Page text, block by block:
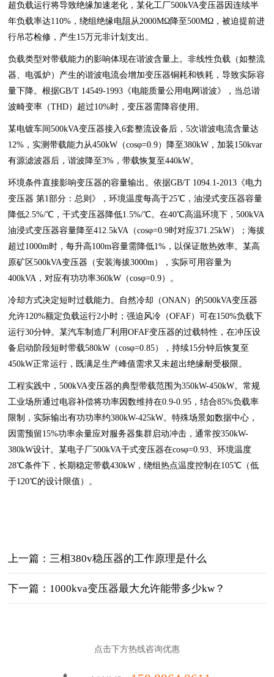
超负载运行将导致绝缘加速老化，某化工厂500kVA变压器因连续半
年负载率达110%，绕组绝缘电阻从2000MΩ降至500MΩ，被迫提前进
行吊芯检修，产生15万元非计划支出。
负载类型对带载能力的影响体现在谐波含量上。非线性负载（如整流
器、电弧炉）产生的谐波电流会增加变压器铜耗和铁耗，导致实际容
量下降。根据GB/T 14549-1993《电能质量公用电网谐波》，当总谐
波畸变率（THD）超过10%时，变压器需降容使用。
某电镀车间500kVA变压器接入6套整流设备后，5次谐波电流含量达
12%，实测带载能力从450kW（cosφ=0.9）降至380kW，加装150kvar
有源滤波器后，谐波降至3%，带载恢复至440kW。
环境条件直接影响变压器的容量输出。依据GB/T 1094.1-2013《电力
变压器 第1部分：总则》，环境温度每高于25℃，油浸式变压器容量
降低2.5%/℃，干式变压器降低1.5%/℃。在40℃高温环境下，500kVA
油浸式变压器容量降至412.5kVA（cosφ=0.9时对应371.25kW）；海拔
超过1000m时，每升高100m容量需降低1%，以保证散热效率。某高
原矿区500kVA变压器（安装海拔3000m），实际可用容量为
400kVA，对应有功功率360kW（cosφ=0.9）。
冷却方式决定短时过载能力。自然冷却（ONAN）的500kVA变压器
允许120%额定负载运行2小时；强迫风冷（OFAF）可在150%负载下
运行30分钟。某汽车制造厂利用OFAF变压器的过载特性，在冲压设
备启动阶段短时带载580kW（cosφ=0.85），持续15分钟后恢复至
450kW正常运行，既满足生产峰值需求又未超出绝缘耐受极限。
工程实践中，500kVA变压器的典型带载范围为350kW-450kW。常规
工业场所通过电容补偿将功率因数维持在0.9-0.95，结合85%负载率
限制，实际输出有功功率约380kW-425kW。特殊场景如数据中心，
因需预留15%功率余量应对服务器集群启动冲击，通常按350kW-
380kW设计。某电子厂500kVA干式变压器在cosφ=0.93、环境温度
28℃条件下，长期稳定带载430kW，绕组热点温度控制在105℃（低
于120℃的设计限值）。
上一篇：三相380v稳压器的工作原理是什么
下一篇：1000kva变压器最大允许能带多少kw？
点击下方热线咨询优惠